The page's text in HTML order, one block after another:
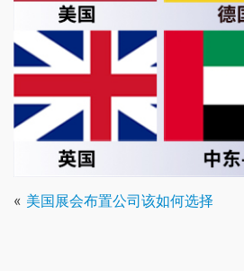
« 美国展会布置公司该如何选择